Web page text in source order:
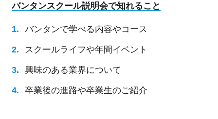
バンタンスクール説明会で知れること
バンタンで学べる内容やコース
スクールライフや年間イベント
興味のある業界について
卒業後の進路や卒業生のご紹介